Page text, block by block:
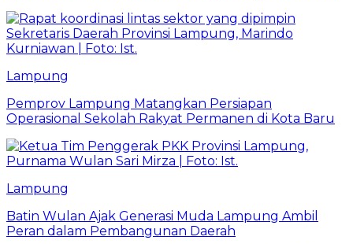
Lampung
Pemprov Lampung Matangkan Persiapan
Operasional Sekolah Rakyat Permanen di Kota Baru
Lampung
Batin Wulan Ajak Generasi Muda Lampung Ambil
Peran dalam Pembangunan Daerah